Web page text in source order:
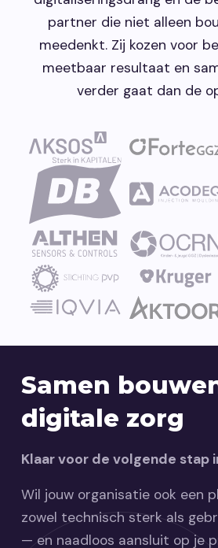
partner die niet alleen
meedenkt. Zij kozen voor
meetbaar resultaat en
verder gaat dan de
Samen
digitale zorg
Klaar voor de volgende stap
Wil jouw organisatie ook een
zowel technisch sterk als
— en naadloos aansluit op je